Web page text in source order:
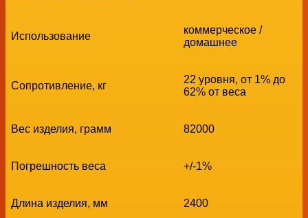
Использование
коммерческое /
домашнее
Сопротивление, кг
22 уровня, от 1% до
62% от веса
Вес изделия, грамм 82000
Погрешность веса +/-1%
Длина изделия, мм 2400